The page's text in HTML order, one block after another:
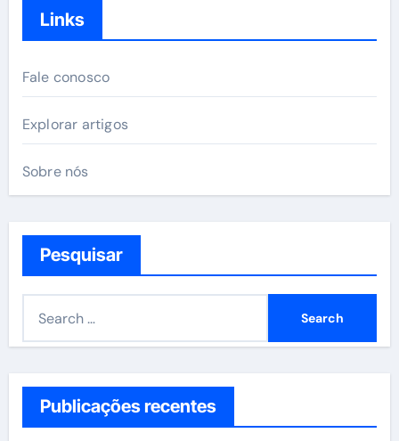
Links
Fale conosco
Explorar artigos
Sobre nós
Pesquisar
h
Publicações recentes